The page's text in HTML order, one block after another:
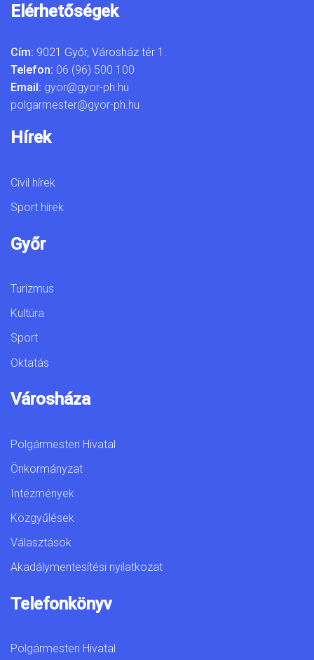
Elérhetőségek
Cím: 9021 Győr, Városház tér 1.
Telefon: 06 (96) 500 100
Email: gyor@gyor-ph.hu
polgarmester@gyor-ph.hu
Hírek
Civil hírek
Sport hírek
Győr
Turizmus
Kultúra
Sport
Oktatás
Városháza
Polgármesteri Hivatal
Önkormányzat
Intézmények
Közgyűlések
Választások
Akadálymentesítési nyilatkozat
Telefonkönyv
Polgármesteri Hivatal